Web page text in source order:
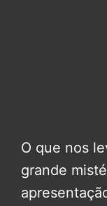
O que nos
grande